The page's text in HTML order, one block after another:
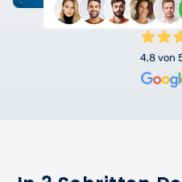
4,8 von